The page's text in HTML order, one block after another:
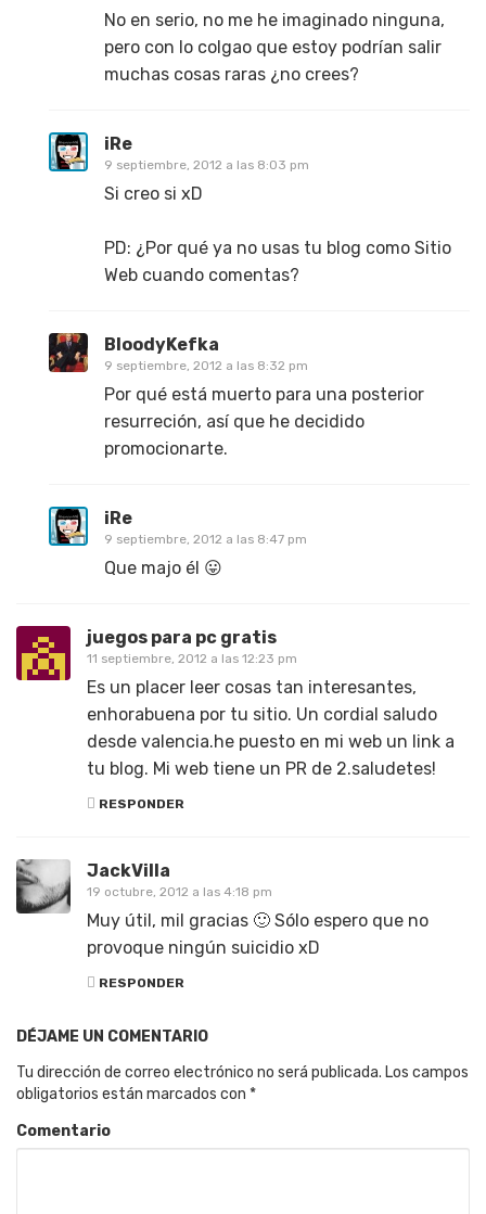
No en serio, no me he imaginado ninguna,
pero con lo colgao que estoy podrían salir
muchas cosas raras ¿no crees?
iRe
9 septiembre, 2012 a las 8:03 pm
Si creo si xD
PD: ¿Por qué ya no usas tu blog como Sitio
Web cuando comentas?
BloodyKefka
9 septiembre, 2012 a las 8:32 pm
Por qué está muerto para una posterior
resurreción, así que he decidido
promocionarte.
iRe
9 septiembre, 2012 a las 8:47 pm
Que majo él 😛
juegos para pc gratis
11 septiembre, 2012 a las 12:23 pm
Es un placer leer cosas tan interesantes,
enhorabuena por tu sitio. Un cordial saludo
desde valencia.he puesto en mi web un link a
tu blog. Mi web tiene un PR de 2.saludetes!
RESPONDER
JackVilla
19 octubre, 2012 a las 4:18 pm
Muy útil, mil gracias 🙂 Sólo espero que no
provoque ningún suicidio xD
RESPONDER
DÉJAME UN COMENTARIO
Tu dirección de correo electrónico no será publicada. Los campos
obligatorios están marcados con *
Comentario